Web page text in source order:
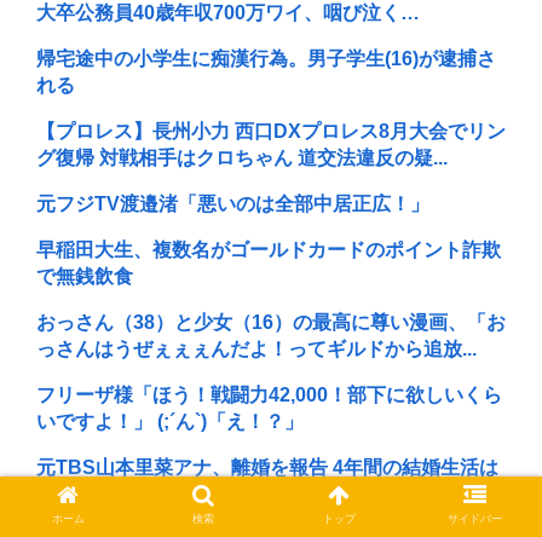
大卒公務員40歳年収700万ワイ、咽び泣く…
帰宅途中の小学生に痴漢行為。男子学生(16)が逮捕さ
れる
【プロレス】長州小力 西口DXプロレス8月大会でリン
グ復帰 対戦相手はクロちゃん 道交法違反の疑...
元フジTV渡邉渚「悪いのは全部中居正広！」
早稲田大生、複数名がゴールドカードのポイント詐欺
で無銭飲食
おっさん（38）と少女（16）の最高に尊い漫画、「お
っさんはうぜぇぇぇんだよ！ってギルドから追放...
フリーザ様「ほう！戦闘力42,000！部下に欲しいくら
いですよ！」 (;´ん`)「え！？」
元TBS山本里菜アナ、離婚を報告 4年間の結婚生活は
「宝物」…「話し合いを重ねた結果」決断
ホーム 検索 トップ サイドバー